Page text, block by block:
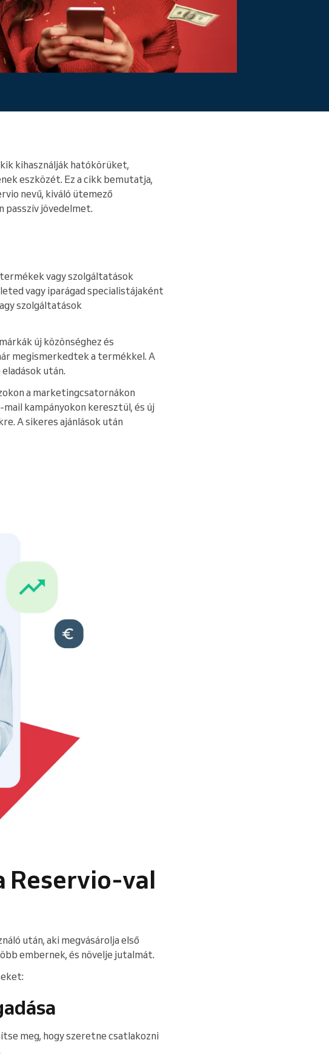
Bővebben
kihasználják hatókörüket,
eszközét. Ez a cikk bemutatja,
nevű, kiváló ütemező
passzív jövedelmet.
vagy szolgáltatások
vagy iparágad specialistájaként
szolgáltatások
új közönséghez és
megismerkedtek a termékkel. A
után.
a marketingcsatornákon
mail kampányokon keresztül, és új
A sikeres ajánlások után
Reservio-val
után, aki megvásárolja első
embernek, és növelje jutalmát.
meg, hogy szeretne csatlakozni